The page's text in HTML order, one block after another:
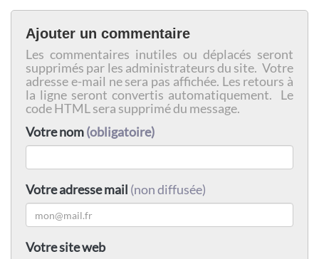
Ajouter un commentaire
Les commentaires inutiles ou déplacés seront
supprimés par les administrateurs du site. Votre
adresse e-mail ne sera pas affichée. Les retours à
la ligne seront convertis automatiquement. Le
code HTML sera supprimé du message.
Votre nom(obligatoire)
Votre adresse mail (non diffusée)
Votre site web